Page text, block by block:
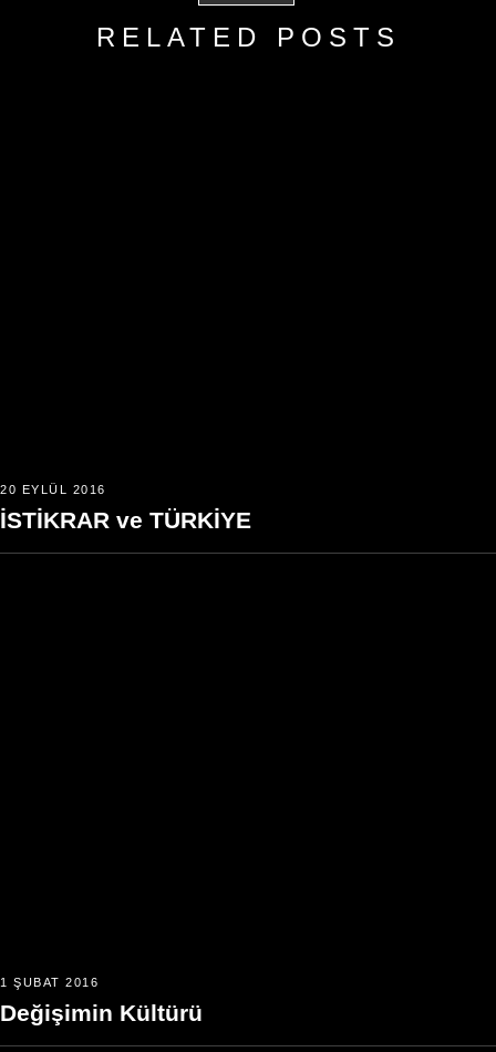
RELATED POSTS
20 EYLÜL 2016
İSTİKRAR ve TÜRKİYE
1 ŞUBAT 2016
Değişimin Kültürü